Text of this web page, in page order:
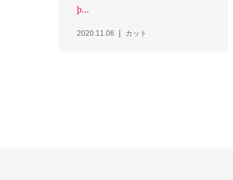
þ...
2020.11.06 カット